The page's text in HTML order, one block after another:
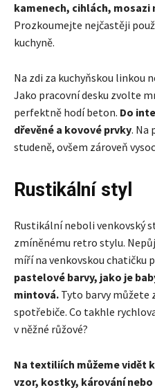
kamenech, cihlách, mosazi
Prozkoumejte nejčastěji
kuchyně.
Na zdi za kuchyňskou linkou
Jako pracovní desku zvolte
perfektně hodí beton. Do
dřevěné a kovové prvky. Na
studeně, ovšem zároveň
Rustikální styl
Rustikální neboli venkovský
zmíněnému retro stylu.
míří na venkovskou chatičku
pastelové barvy, jako je
mintová. Tyto barvy můžete
spotřebiče. Co takhle
v něžné růžové?
Na textiliích můžeme vidět
vzor, kostky, kárování